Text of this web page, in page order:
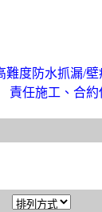
難度防水抓漏/
責任施工、合約